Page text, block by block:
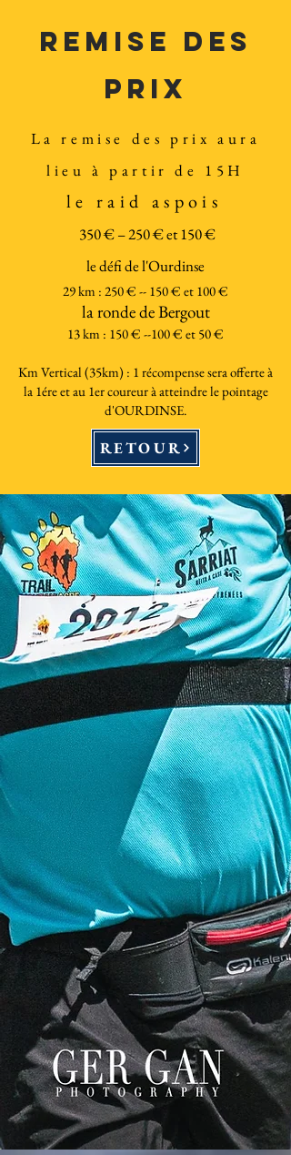
REMISE DES
PRIX
La remise des prix aura
lieu à partir de 15H
le raid aspois
350 € – 250 € et 150 €
le défi de l'Ourdinse
29 km : 250 € -- 150 € et 100 €
la ronde de Bergout
13 km : 150 € --100 € et 50 €
Km Vertical (35km) : 1 récompense sera offerte à
la 1ére et au 1er coureur à atteindre le pointage
d'OURDINSE.
RETOUR